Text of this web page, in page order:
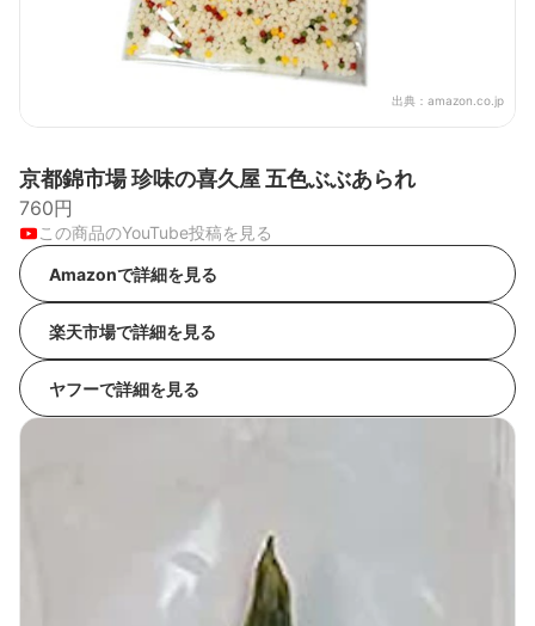
出典： amazon.co.jp
京都錦市場 珍味の喜久屋 五色ぶぶあられ
760円
この商品のYouTube投稿を見る
Amazonで詳細を見る
楽天市場で詳細を見る
ヤフーで詳細を見る